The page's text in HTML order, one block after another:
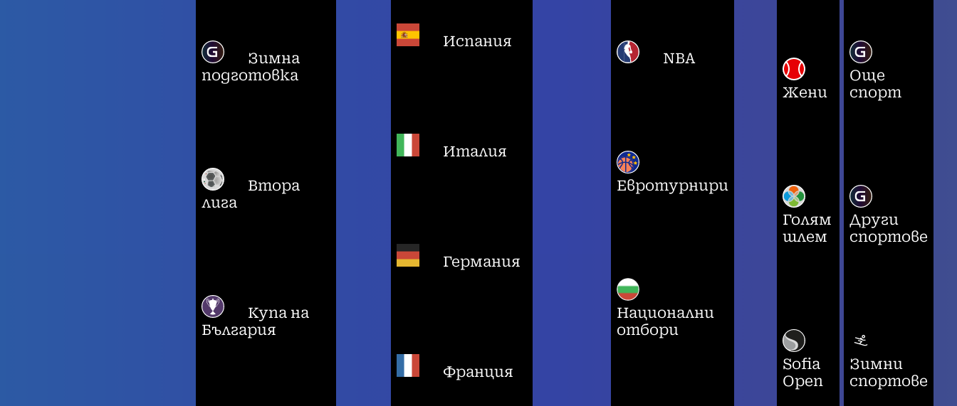
Зимна
подготовка
Втора
лига
Купа на
България
Испания
Италия
Германия
Франция
NBA
Евротурнири
Национални
отбори
Жени
Голям
шлем
Sofia
Open
Още
спорт
Други
спортове
Зимни
спортове